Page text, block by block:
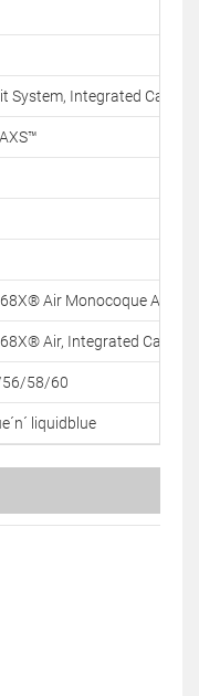
System, Integrated Cable
Air Monocoque
Air, Integrated Cable
58/60
liquidblue